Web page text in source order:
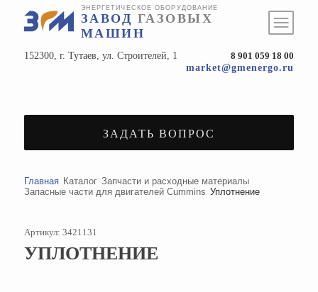
ЭНЕРГЕТИЧЕСКОЕ ОБОРУДОВАНИЕ
ЗАВОД ГАЗОВЫХ
МАШИН
152300, г. Тутаев, ул. Строителей, 1
8 901 059 18 00
market@gmenergo.ru
ЗАДАТЬ ВОПРОС
Главная Каталог Запчасти и расходные материалы
Запасные части для двигателей Cummins Уплотнение
Артикул: 3421131
УПЛОТНЕНИЕ